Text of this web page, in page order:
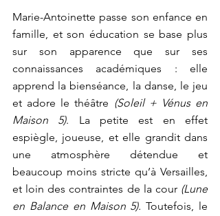
Marie-Antoinette passe son enfance en
famille, et son éducation se base plus
sur son apparence que sur ses
connaissances académiques : elle
apprend la bienséance, la danse, le jeu
et adore le théâtre (Soleil + Vénus en
Maison 5). La petite est en effet
espiègle, joueuse, et elle grandit dans
une atmosphère détendue et
beaucoup moins stricte qu’à Versailles,
et loin des contraintes de la cour (Lune
en Balance en Maison 5).